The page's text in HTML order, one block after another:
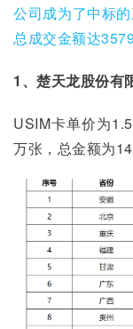
公司成为了中标
总成交金额达
1、楚天龙股份有
USIM卡单价为
万张，总金额为